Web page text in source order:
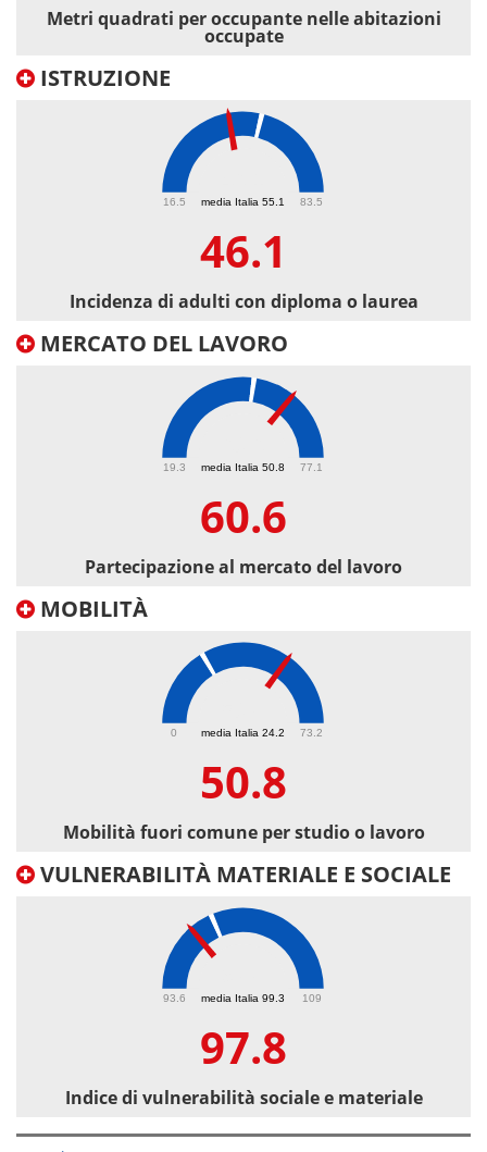
Metri quadrati per occupante nelle abitazioni
occupate
ISTRUZIONE
media Italia 55.1
16.5 83.5
46.1
Incidenza di adulti con diploma o laurea
MERCATO DEL LAVORO
media Italia 50.8
19.3 77.1
60.6
Partecipazione al mercato del lavoro
MOBILITÀ
media Italia 24.2
0 73.2
50.8
Mobilità fuori comune per studio o lavoro
VULNERABILITÀ MATERIALE E SOCIALE
media Italia 99.3
93.6 109
97.8
Indice di vulnerabilità sociale e materiale